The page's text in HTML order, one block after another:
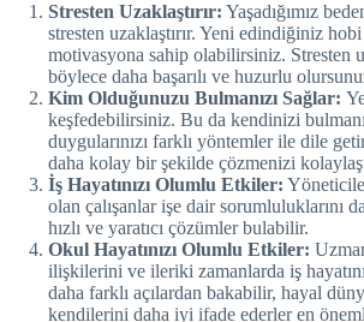
Stresten Uzaklaştırır: Yaşadığımız
stresten uzaklaştırır. Yeni edindiğiniz
motivasyona sahip olabilirsiniz. Stresten
böylece daha başarılı ve huzurlu
Kim Olduğunuzu Bulmanızı Sağlar:
keşfedebilirsiniz. Bu da kendinizi
duygularınızı farklı yöntemler ile dile
daha kolay bir şekilde çözmenizi
İş Hayatınızı Olumlu Etkiler:
olan çalışanlar işe dair sorumluluklarını
hızlı ve yaratıcı çözümler bulabilir.
Okul Hayatınızı Olumlu Etkiler:
ilişkilerini ve ileriki zamanlarda iş
daha farklı açılardan bakabilir, hayal
kendilerini daha iyi ifade ederler en